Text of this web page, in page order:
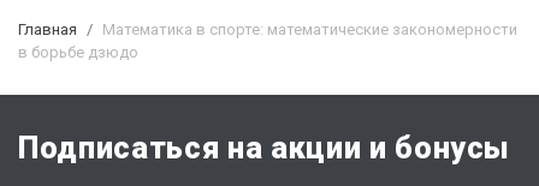
Главная
Математика в спорте: математические закономерности
в борьбе дзюдо
Подписаться на акции и бонусы